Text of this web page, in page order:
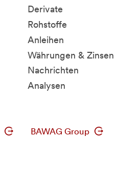
Derivate
Rohstoffe
Anleihen
Währungen & Zinsen
Nachrichten
Analysen
BAWAG Group